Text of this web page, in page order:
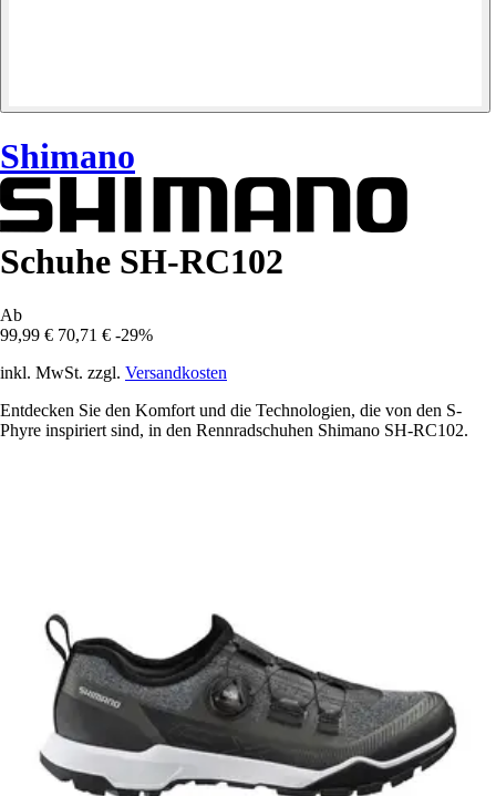
Shimano
Schuhe SH-RC102
Ab
99,99 € 70,71 € -29%
inkl. MwSt. zzgl. Versandkosten
Entdecken Sie den Komfort und die Technologien, die von den S-
Phyre inspiriert sind, in den Rennradschuhen Shimano SH-RC102.